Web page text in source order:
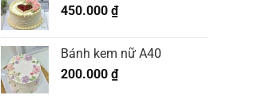
450.000 ₫
Bánh kem nữ A40
200.000 ₫